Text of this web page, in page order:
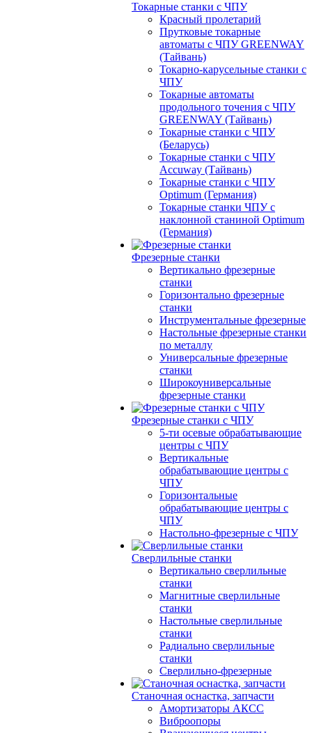
Токарные станки с ЧПУ
Красный пролетарий
Прутковые токарные
автоматы с ЧПУ GREENWAY
(Тайвань)
Токарно-карусельные станки с
ЧПУ
Токарные автоматы
продольного точения с ЧПУ
GREENWAY (Тайвань)
Токарные станки с ЧПУ
(Беларусь)
Токарные станки с ЧПУ
Accuway (Тайвань)
Токарные станки с ЧПУ
Optimum (Германия)
Токарные станки ЧПУ с
наклонной станиной Optimum
(Германия)
Фрезерные станки
Вертикально фрезерные
станки
Горизонтально фрезерные
станки
Инструментальные фрезерные
Настольные фрезерные станки
по металлу
Универсальные фрезерные
станки
Широкоуниверсальные
фрезерные станки
Фрезерные станки с ЧПУ
5-ти осевые обрабатывающие
центры с ЧПУ
Вертикальные
обрабатывающие центры с
ЧПУ
Горизонтальные
обрабатывающие центры с
ЧПУ
Настольно-фрезерные с ЧПУ
Сверлильные станки
Вертикально сверлильные
станки
Магнитные сверлильные
станки
Настольные сверлильные
станки
Радиально сверлильные
станки
Сверлильно-фрезерные
Станочная оснастка, запчасти
Амортизаторы АКСС
Виброопоры